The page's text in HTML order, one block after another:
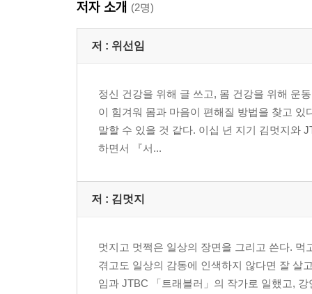
1제곱미터 홈 바
선임이는 잘 살 줄 알았다
화장실 밖 세계여행
‘하는’ 사람과 ‘되는’ 사람
구매계의 큰손과 프로 당근러의 동거
바퀴 달린 의자 두 개
턱드름 짜며 건네는 위로
네가 싫어할 건 알지만
열등감 퍼레이드
선택한 친척
저자 소개 (2명)
저 : 위선임
정신 건강을 위해 글 쓰고, 몸 건강을 위해 운
이 힘겨워 몸과 마음이 편해질 방법을 찾고
말할 수 있을 것 같다. 이십 년 지기 김멋지와
하면서 『서...
저 : 김멋지
멋지고 멋쩍은 일상의 장면을 그리고 쓴다.
겪고도 일상의 감동에 인색하지 않다면 잘 살
임과 JTBC 「트래블러」의 작가로 일했고,